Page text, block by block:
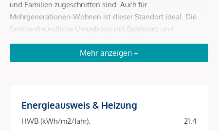
und Familien zugeschnitten sind. Auch für
Mehrgenerationen-Wohnen ist dieser Standort ideal. Die
familienfreundliche Umgebung mit Spielplatz und
und macht die Wohnungen besonders begehrt bei Mietern.
schnellen Anbindung an das Wiener Stadtzentrum zieht das
Objekt eine breite Zielgruppe an – von Familien bis hin zu
Mehr anzeigen +
Energieausweis & Heizung
HWB (kWh/m2/Jahr):
21.4